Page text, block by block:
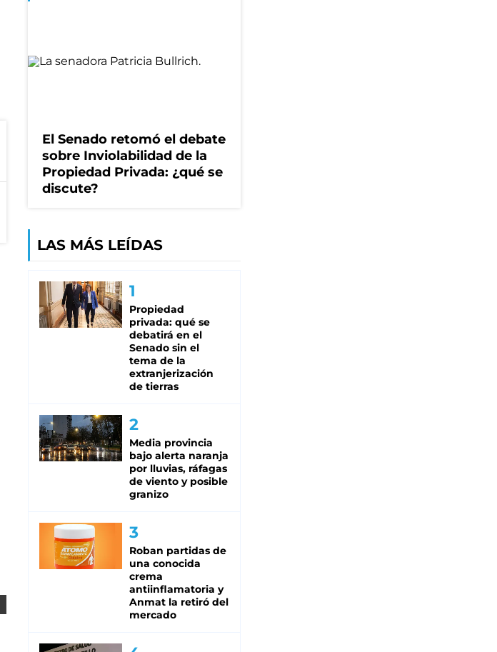
El Senado retomó el debate
sobre Inviolabilidad de la
Propiedad Privada: ¿qué se
discute?
LAS MÁS LEÍDAS
Propiedad
privada: qué se
debatirá en el
Senado sin el
tema de la
extranjerización
de tierras
Media provincia
bajo alerta naranja
por lluvias, ráfagas
de viento y posible
granizo
Roban partidas de
una conocida
crema
antiinflamatoria y
Anmat la retiró del
mercado